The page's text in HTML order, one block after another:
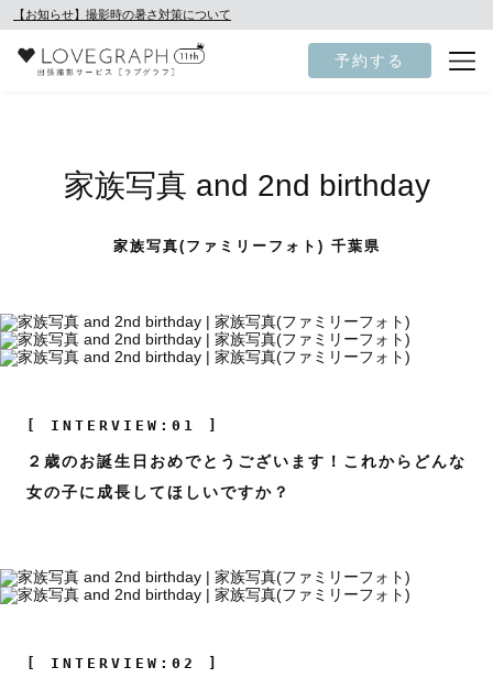
【お知らせ】撮影時の暑さ対策について
予約する
家族写真 and 2nd birthday
家族写真(ファミリーフォト) 千葉県
[ INTERVIEW:01 ]
２歳のお誕生日おめでとうございます！これからどんな
女の子に成長してほしいですか？
[ INTERVIEW:02 ]